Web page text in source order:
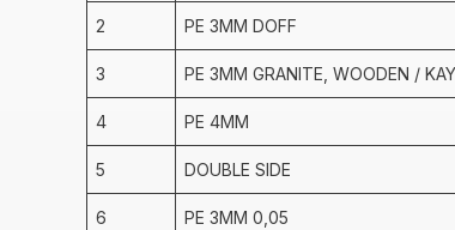
2 PE 3MM DOFF
3 PE 3MM GRANITE, WOODEN /
4 PE 4MM
5 DOUBLE SIDE
6 PE 3MM 0,05